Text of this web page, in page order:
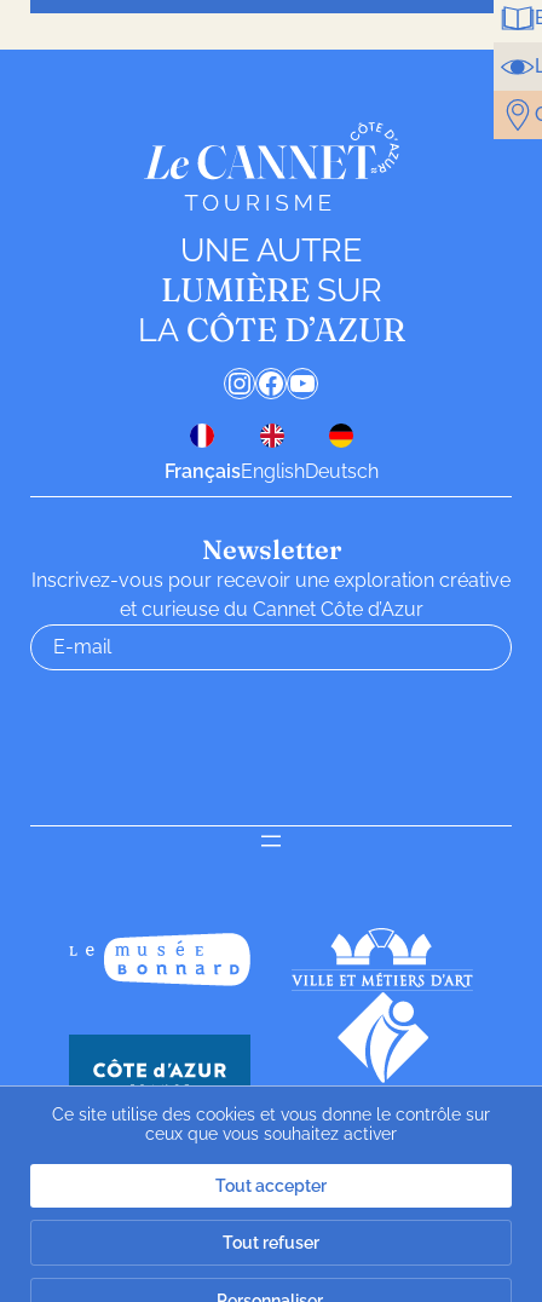
UNE AUTRE
LUMIÈRE SUR
LA CÔTE D’AZUR
Instagram
Facebook
YouTube
FrançaisEnglishDeutsch
Newsletter
Inscrivez-vous pour recevoir une exploration créative
et curieuse du Cannet Côte d’Azur
Ce site utilise des cookies et vous donne le contrôle sur
ceux que vous souhaitez activer
Tout accepter
Tout refuser